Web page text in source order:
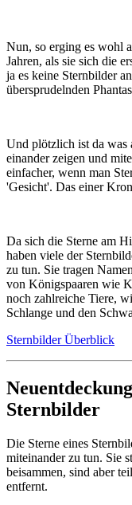
Nun, so erging es wohl
Jahren, als sie sich die
ja es keine Sternbilder
übersprudelnden
Und plötzlich ist da was
einander zeigen und
einfacher, wenn man
'Gesicht'. Das einer
Da sich die Sterne am
haben viele der
zu tun. Sie tragen
von Königspaaren wie
noch zahlreiche Tiere,
Schlange und den
Sternbilder Überblick
Sternbilder
Die Sterne eines
miteinander zu tun. Sie
beisammen, sind aber
entfernt.